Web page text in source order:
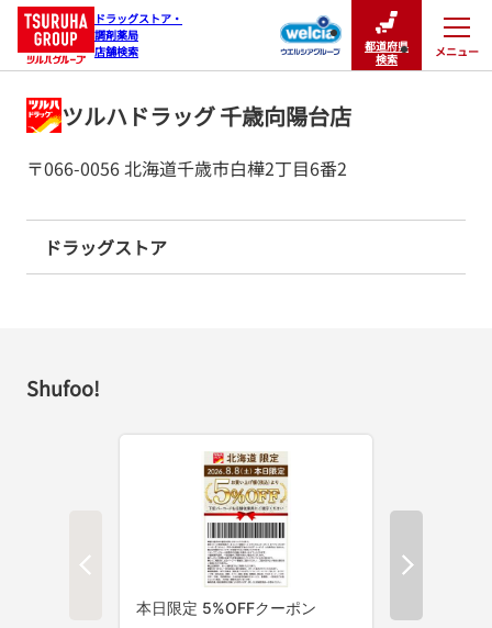
ドラッグストア・
調剤薬局
店舗検索
都道府県
検索
メニュー
閉じる
ツルハドラッグ 千歳向陽台店
〒066-0056 北海道千歳市白樺2丁目6番2
ドラッグストア
Shufoo!